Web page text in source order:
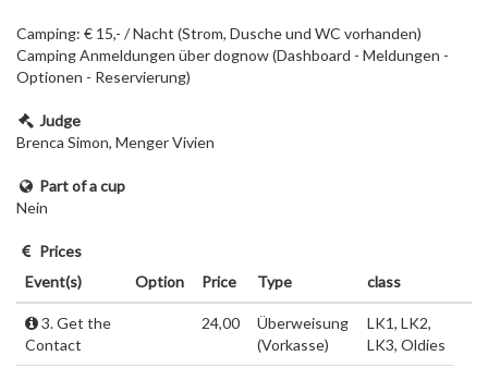
Camping: € 15,- / Nacht (Strom, Dusche und WC vorhanden)
Camping Anmeldungen über dognow (Dashboard - Meldungen -
Optionen - Reservierung)
Judge
Brenca Simon, Menger Vivien
Part of a cup
Nein
Prices
Event(s)
Option Price Type class
3. Get the
Contact
24,00
Überweisung
(Vorkasse)
LK1, LK2,
LK3, Oldies